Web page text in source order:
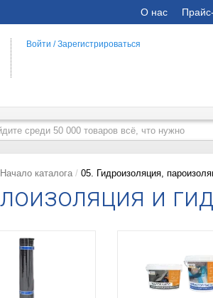
О нас
Войти /Зарегистрироваться
Начало каталога 05. Гидроизоляция,
и